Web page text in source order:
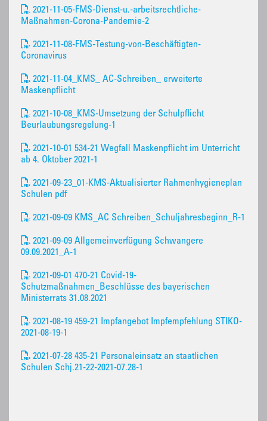
2021-11-05-FMS-Dienst-u.-arbeitsrechtliche-
Maßnahmen-Corona-Pandemie-2
2021-11-08-FMS-Testung-von-Beschäftigten-
Coronavirus
2021-11-04_KMS_ AC-Schreiben_ erweiterte
Maskenpflicht
2021-10-08_KMS-Umsetzung der Schulpflicht
Beurlaubungsregelung-1
2021-10-01 534-21 Wegfall Maskenpflicht im Unterricht
ab 4. Oktober 2021-1
2021-09-23_01-KMS-Aktualisierter Rahmenhygieneplan
Schulen pdf
2021-09-09 KMS_AC Schreiben_Schuljahresbeginn_R-1
2021-09-09 Allgemeinverfügung Schwangere
09.09.2021_A-1
2021-09-01 470-21 Covid-19-
Schutzmaßnahmen_Beschlüsse des bayerischen
Ministerrats 31.08.2021
2021-08-19 459-21 Impfangebot Impfempfehlung STIKO-
2021-08-19-1
2021-07-28 435-21 Personaleinsatz an staatlichen
Schulen Schj.21-22-2021-07.28-1